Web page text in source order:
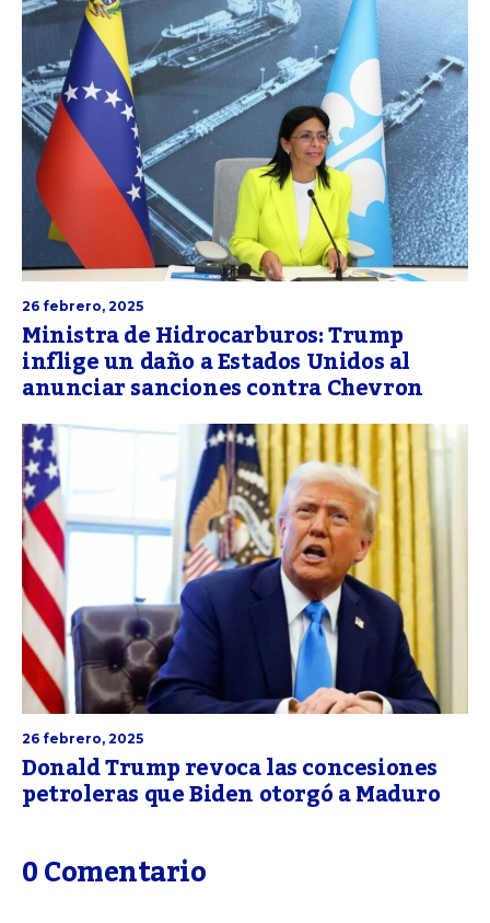
26 febrero, 2025
Ministra de Hidrocarburos: Trump
inflige un daño a Estados Unidos al
anunciar sanciones contra Chevron
26 febrero, 2025
Donald Trump revoca las concesiones
petroleras que Biden otorgó a Maduro
0 Comentario